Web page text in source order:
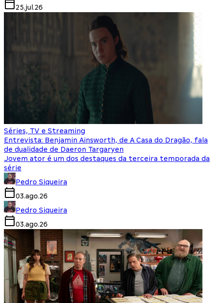
25.jul.26
Séries, TV e Streaming
Entrevista: Benjamin Ainsworth, de A Casa do Dragão, fala
de dualidade de Daeron Targaryen
Jovem ator é um dos destaques da terceira temporada da
série
Pedro Siqueira
03.ago.26
Pedro Siqueira
03.ago.26